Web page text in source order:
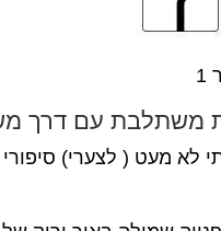
משתלבת עם דרך
לא מעט ( לצערי)